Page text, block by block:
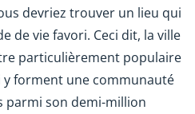
devriez trouver un lieu qui
de vie favori. Ceci dit, la ville
particulièrement populaire
forment une communauté
parmi son demi-million